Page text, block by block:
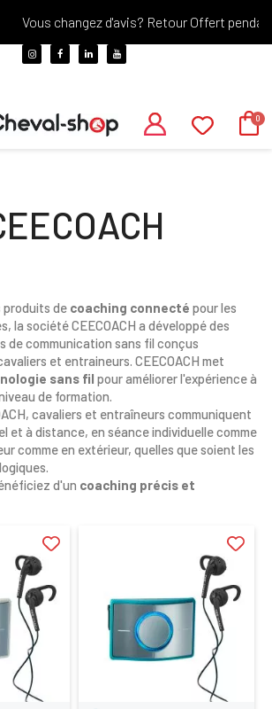
Vous changez d'avis? Retour Offert pendant
produits de coaching connecté pour les
la société CEECOACH a développé des
de communication sans fil conçus
et entraineurs. CEECOACH met
sans fil pour améliorer l'expérience à
de formation.
cavaliers et entraîneurs communiquent
et à distance, en séance individuelle comme
comme en extérieur, quelles que soient les
d'un coaching précis et